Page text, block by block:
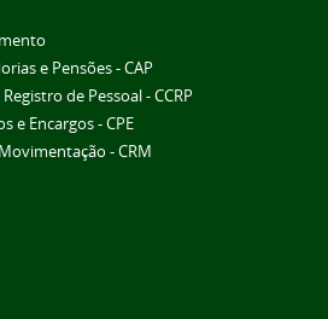
e Pensões - CAP
de Pessoal - CCRP
e Encargos - CPE
- CRM